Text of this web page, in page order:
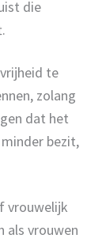
die
te
zolang
dat het
bezit,
vrouwelijk
als vrouwen